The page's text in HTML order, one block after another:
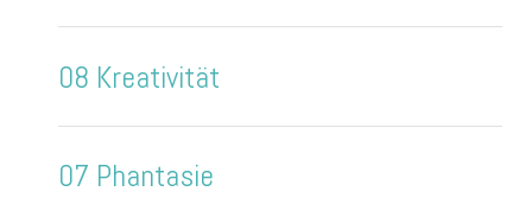
08 Kreativität
07 Phantasie